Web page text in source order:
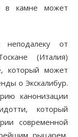
в камне может
от
(Италия)
который может
о Экскалибур.
канонизации
который
современной
рыцарем,